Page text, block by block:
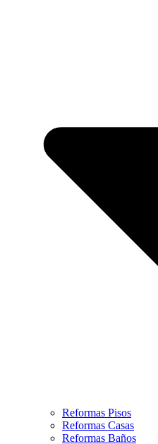
Reformas Pisos
Reformas Casas
Reformas Baños